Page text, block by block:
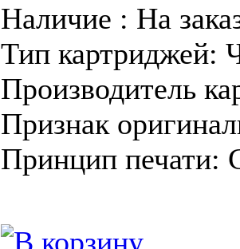
Наличие : На
Тип картриджей:
Производитель
Признак
Принцип печати: